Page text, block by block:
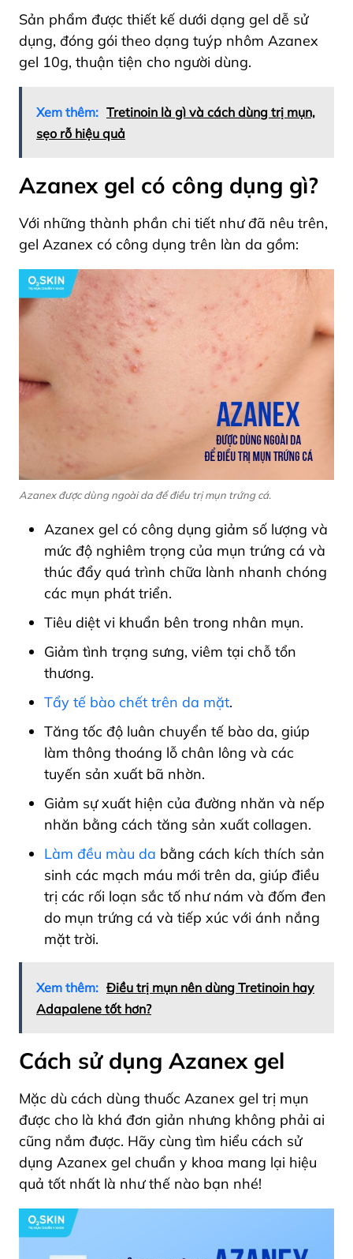
Sản phẩm được thiết kế dưới dạng gel dễ sử
dụng, đóng gói theo dạng tuýp nhôm Azanex
gel 10g, thuận tiện cho người dùng.
Xem thêm: Tretinoin là gì và cách dùng trị mụn,
sẹo rỗ hiệu quả
Azanex gel có công dụng gì?
Với những thành phần chi tiết như đã nêu trên,
gel Azanex có công dụng trên làn da gồm:
Azanex được dùng ngoài da để điều trị mụn trứng cá.
Azanex gel có công dụng giảm số lượng và
mức độ nghiêm trọng của mụn trứng cá và
thúc đẩy quá trình chữa lành nhanh chóng
các mụn phát triển.
Tiêu diệt vi khuẩn bên trong nhân mụn.
Giảm tình trạng sưng, viêm tại chỗ tổn
thương.
Tẩy tế bào chết trên da mặt.
Tăng tốc độ luân chuyển tế bào da, giúp
làm thông thoáng lỗ chân lông và các
tuyến sản xuất bã nhờn.
Giảm sự xuất hiện của đường nhăn và nếp
nhăn bằng cách tăng sản xuất collagen.
Làm đều màu da bằng cách kích thích sản
sinh các mạch máu mới trên da, giúp điều
trị các rối loạn sắc tố như nám và đốm đen
do mụn trứng cá và tiếp xúc với ánh nắng
mặt trời.
Xem thêm: Điều trị mụn nên dùng Tretinoin hay
Adapalene tốt hơn?
Cách sử dụng Azanex gel
Mặc dù cách dùng thuốc Azanex gel trị mụn
được cho là khá đơn giản nhưng không phải ai
cũng nắm được. Hãy cùng tìm hiểu cách sử
dụng Azanex gel chuẩn y khoa mang lại hiệu
quả tốt nhất là như thế nào bạn nhé!